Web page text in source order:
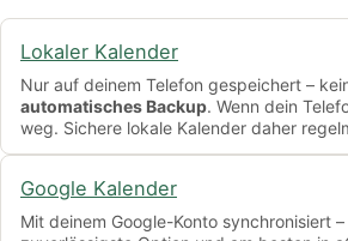
Lokaler Kalender
Nur auf deinem Telefon gespeichert –
automatisches Backup. Wenn dein
weg. Sichere lokale Kalender daher
Google Kalender
Mit deinem Google-Konto synchronisiert